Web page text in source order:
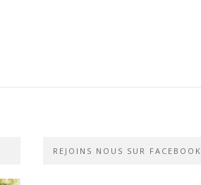
REJOINS NOUS SUR FACEBOOK